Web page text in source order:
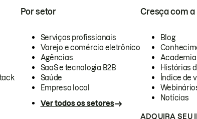
Por setor
Serviços profissionais
Varejo e comércio eletrônico
Agências
SaaS e tecnologia B2B
Saúde
Empresa local
Ver todos os setores
Cresça com a
Blog
Academia
Histórias
Índice de
Notícias
ADQUIRA SEU